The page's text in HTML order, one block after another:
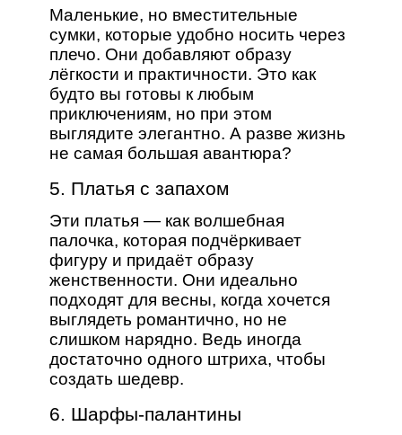
Маленькие, но вместительные
сумки, которые удобно носить через
плечо. Они добавляют образу
лёгкости и практичности. Это как
будто вы готовы к любым
приключениям, но при этом
выглядите элегантно. А разве жизнь
не самая большая авантюра?
5. Платья с запахом
Эти платья — как волшебная
палочка, которая подчёркивает
фигуру и придаёт образу
женственности. Они идеально
подходят для весны, когда хочется
выглядеть романтично, но не
слишком нарядно. Ведь иногда
достаточно одного штриха, чтобы
создать шедевр.
6. Шарфы-палантины